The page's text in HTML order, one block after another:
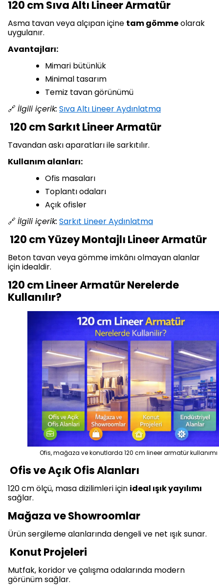
120 cm Sıva Altı Lineer Armatür
Asma tavan veya alçıpan içine tam gömmeolarak
uygulanır.
Avantajları:
Mimari bütünlük
Minimal tasarım
Temiz tavan görünümü
🔗 İlgili içerik: Sıva Altı Lineer Aydınlatma
120 cm Sarkıt Lineer Armatür
Tavandan askı aparatları ile sarkıtılır.
Kullanım alanları:
Ofis masaları
Toplantı odaları
Açık ofisler
🔗 İlgili içerik: Sarkıt Lineer Aydınlatma
120 cm Yüzey Montajlı Lineer Armatür
Beton tavan veya gömme imkânı olmayan alanlar
için idealdir.
120 cm Lineer Armatür Nerelerde
Kullanılır?
Ofis, mağaza ve konutlarda 120 cm lineer armatür kullanımı
Ofis ve Açık Ofis Alanları
120 cm ölçü, masa dizilimleri için ideal ışık yayılımı
sağlar.
Mağaza ve Showroomlar
Ürün sergileme alanlarında dengeli ve net ışık sunar.
Konut Projeleri
Mutfak, koridor ve çalışma odalarında modern
görünüm sağlar.